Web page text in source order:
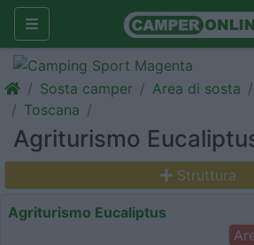
Sosta camper Area di sosta
Toscana
Agriturismo
Struttura
Agriturismo Eucaliptus